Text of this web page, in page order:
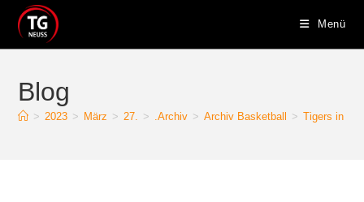
Inhalt
springen
Menü
Blog
> 2023 > März > 27. > .Archiv > Archiv Basketball > Tigers in